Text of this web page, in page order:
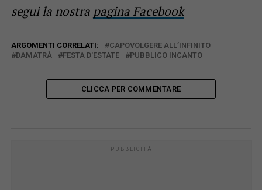
segui la nostra pagina Facebook
ARGOMENTI CORRELATI:
CAPOVOLGERE ALL’INFINITO
DAMATRÀ
FESTA D'ESTATE PUBBLICO INCANTO
CLICCA PER COMMENTARE
PUBBLICITÀ